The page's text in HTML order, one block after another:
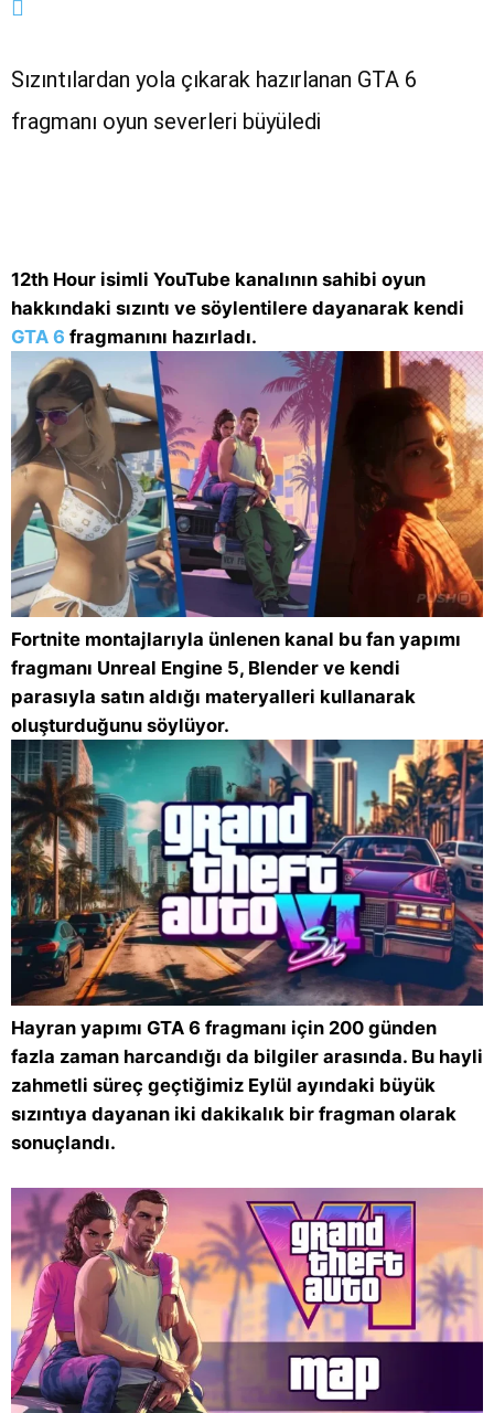
Sızıntılardan yola çıkarak hazırlanan GTA 6
fragmanı oyun severleri büyüledi
12th Hour isimli YouTube kanalının sahibi oyun
hakkındaki sızıntı ve söylentilere dayanarak kendi
GTA 6 fragmanını hazırladı.
Fortnite montajlarıyla ünlenen kanal bu fan yapımı
fragmanı Unreal Engine 5, Blender ve kendi
parasıyla satın aldığı materyalleri kullanarak
oluşturduğunu söylüyor.
Hayran yapımı GTA 6 fragmanı için 200 günden
fazla zaman harcandığı da bilgiler arasında. Bu hayli
zahmetli süreç geçtiğimiz Eylül ayındaki büyük
sızıntıya dayanan iki dakikalık bir fragman olarak
sonuçlandı.